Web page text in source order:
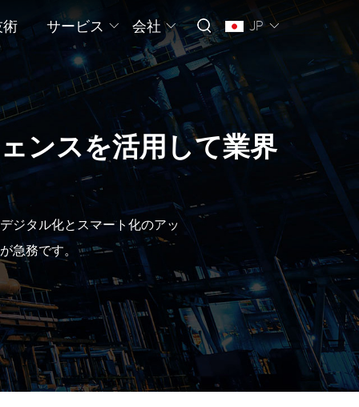
術 サービス 会社 JP
ンスを活用して業界
ジタル化とスマート化のアッ
急務です。